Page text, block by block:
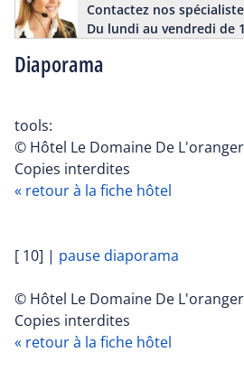
Diaporama
Contactez nos
Du lundi au vendredi de
tools:
© Hôtel Le Domaine De
Copies interdites
« retour à la fiche hôtel
[ 10] | pause diaporama
© Hôtel Le Domaine De
Copies interdites
« retour à la fiche hôtel